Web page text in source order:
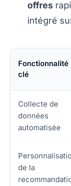
offres
intégré
Fonctionnalité
clé
Collecte de
données
automatisée
de la